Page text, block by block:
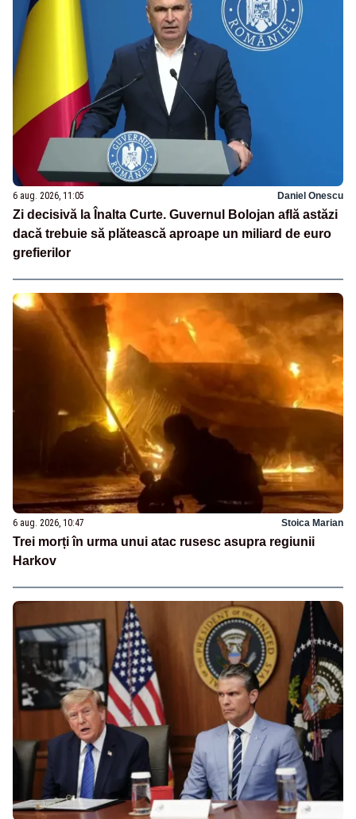
6 aug. 2026, 11:05 Daniel Onescu
Zi decisivă la Înalta Curte. Guvernul Bolojan află astăzi
dacă trebuie să plătească aproape un miliard de euro
grefierilor
6 aug. 2026, 10:47 Stoica Marian
Trei morți în urma unui atac rusesc asupra regiunii
Harkov